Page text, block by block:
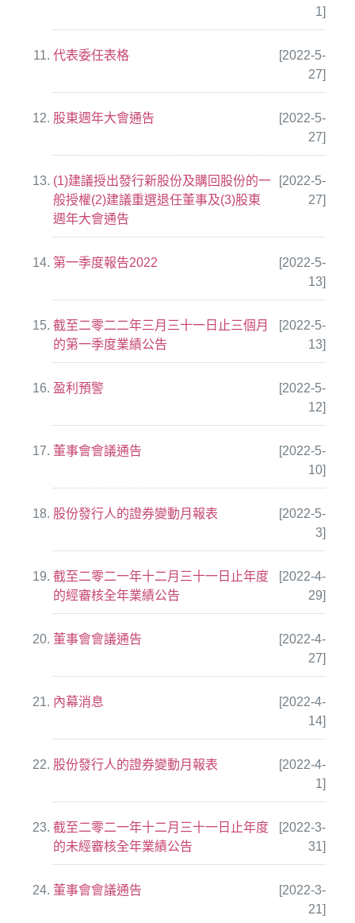
1]
代表委任表格
[2022-5-
27]
股東週年大會通告
[2022-5-
27]
(1)建議授出發行新股份及購回股份的一
般授權(2)建議重選退任董事及(3)股東
週年大會通告
[2022-5-
27]
第一季度報告2022
[2022-5-
13]
截至二零二二年三月三十一日止三個月
的第一季度業績公告
[2022-5-
13]
盈利預警
[2022-5-
12]
董事會會議通告
[2022-5-
10]
股份發行人的證券變動月報表
[2022-5-
3]
截至二零二一年十二月三十一日止年度
的經審核全年業績公告
[2022-4-
29]
董事會會議通告
[2022-4-
27]
內幕消息
[2022-4-
14]
股份發行人的證券變動月報表
[2022-4-
1]
截至二零二一年十二月三十一日止年度
的未經審核全年業績公告
[2022-3-
31]
董事會會議通告
[2022-3-
21]